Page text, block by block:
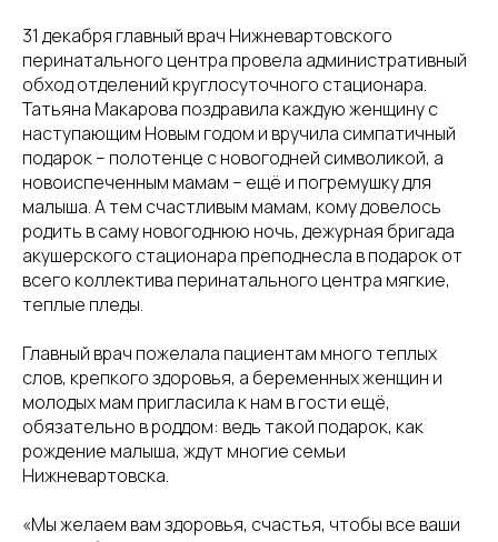
31 декабря главный врач Нижневартовского
перинатального центра провела административный
обход отделений круглосуточного стационара.
Татьяна Макарова поздравила каждую женщину с
наступающим Новым годом и вручила симпатичный
подарок – полотенце с новогодней символикой, а
новоиспеченным мамам – ещё и погремушку для
малыша. А тем счастливым мамам, кому довелось
родить в саму новогоднюю ночь, дежурная бригада
акушерского стационара преподнесла в подарок от
всего коллектива перинатального центра мягкие,
теплые пледы.
Главный врач пожелала пациентам много теплых
слов, крепкого здоровья, а беременных женщин и
молодых мам пригласила к нам в гости ещё,
обязательно в роддом: ведь такой подарок, как
рождение малыша, ждут многие семьи
Нижневартовска.
«Мы желаем вам здоровья, счастья, чтобы все ваши